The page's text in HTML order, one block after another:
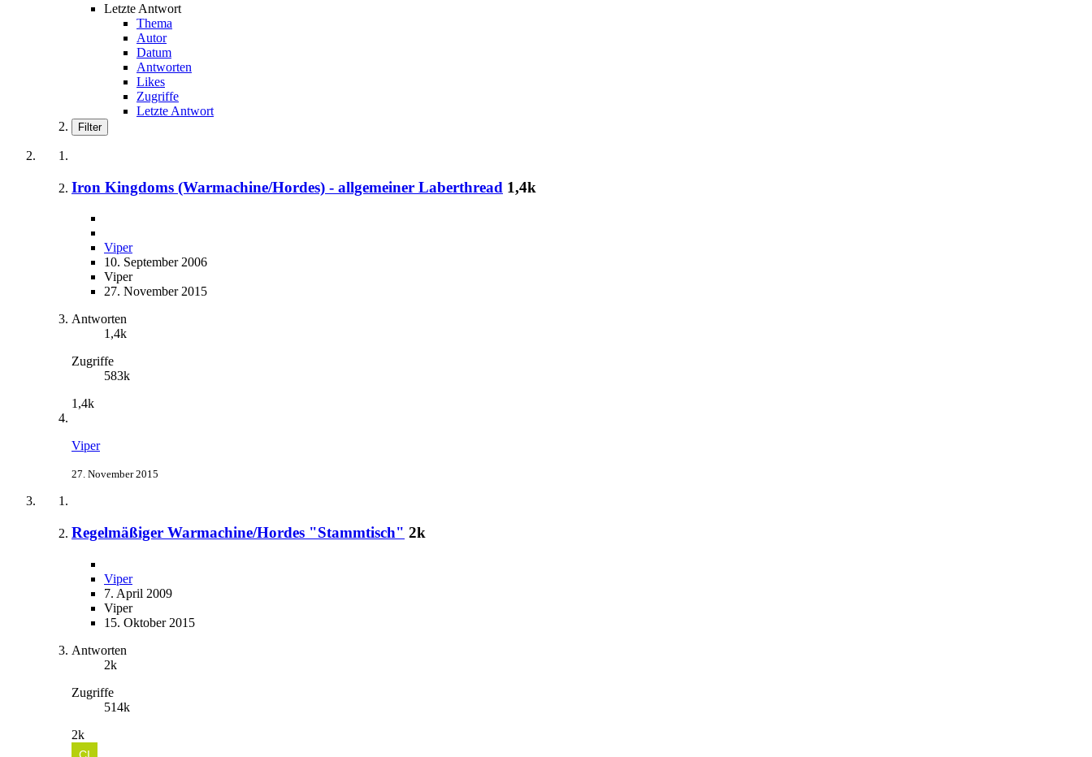
Letzte Antwort
Thema
Autor
Datum
Antworten
Likes
Zugriffe
Letzte Antwort
Filter
Iron Kingdoms (Warmachine/Hordes) - allgemeiner Laberthread 1,4k
Viper
10. September 2006
Viper
27. November 2015
Antworten
1,4k
Zugriffe
583k
1,4k
Viper
27. November 2015
Regelmäßiger Warmachine/Hordes "Stammtisch" 2k
Viper
7. April 2009
Viper
15. Oktober 2015
Antworten
2k
Zugriffe
514k
2k